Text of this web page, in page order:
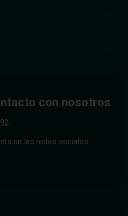
con nosotros
.
en las redes sociales.